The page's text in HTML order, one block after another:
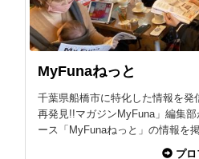
MyFunaねっと
千葉県船橋市に特化した情報を発
再発見!!マガジンMyFuna」編集
ース「MyFunaねっと」の情報を
プロ